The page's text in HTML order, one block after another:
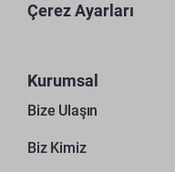
Çerez Ayarları
Kurumsal
Bize Ulaşın
Biz Kimiz